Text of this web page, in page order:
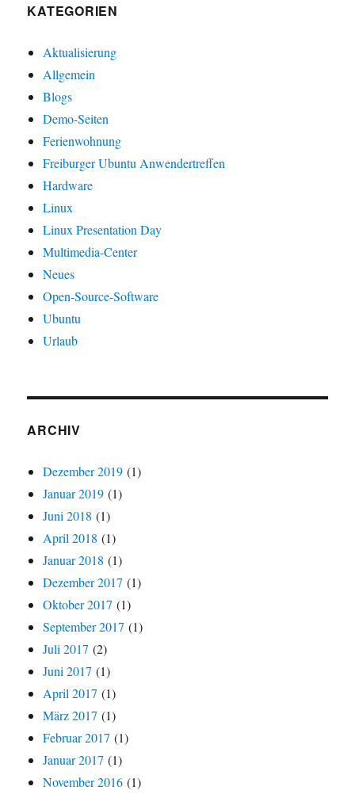
KATEGORIEN
Aktualisierung
Allgemein
Blogs
Demo-Seiten
Ferienwohnung
Freiburger Ubuntu Anwendertreffen
Hardware
Linux
Linux Presentation Day
Multimedia-Center
Neues
Open-Source-Software
Ubuntu
Urlaub
ARCHIV
Dezember 2019 (1)
Januar 2019 (1)
Juni 2018 (1)
April 2018 (1)
Januar 2018 (1)
Dezember 2017 (1)
Oktober 2017 (1)
September 2017 (1)
Juli 2017 (2)
Juni 2017 (1)
April 2017 (1)
März 2017 (1)
Februar 2017 (1)
Januar 2017 (1)
November 2016 (1)